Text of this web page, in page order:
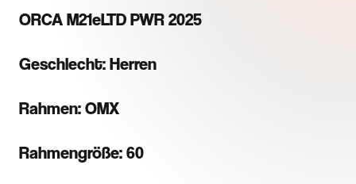
ORCA M21eLTD PWR 2025
Geschlecht: Herren
Rahmen: OMX
Rahmengröße: 60